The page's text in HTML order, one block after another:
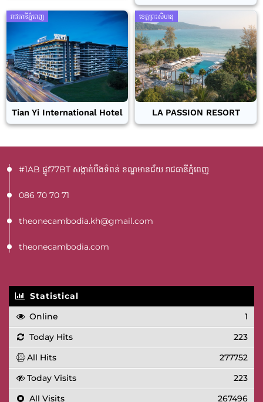
រាជធានីភ្នំពេញ
Tian Yi International Hotel
ខេត្តព្រះសីហនុ
LA PASSION RESORT
#1AB ផ្លូវ77BT​ សង្កាត់បឹងទំពន់ ខណ្ឌមានជ័យ រាជធានីភ្នំពេញ
086 70 70 71
theonecambodia.kh@gmail.com
theonecambodia.com
Statistical
Online
1
Today Hits
223
All Hits
277752
Today Visits
223
All Visits
267496